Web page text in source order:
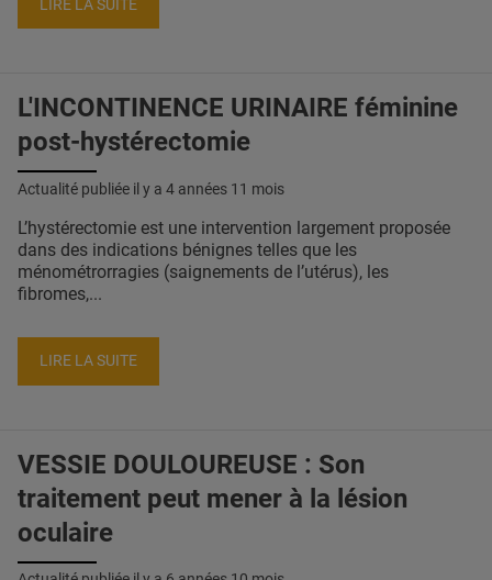
LIRE LA SUITE
L'INCONTINENCE URINAIRE féminine
post-hystérectomie
Actualité publiée il y a 4 années 11 mois
L’hystérectomie est une intervention largement proposée
dans des indications bénignes telles que les
ménométrorragies (saignements de l’utérus), les
fibromes,...
LIRE LA SUITE
VESSIE DOULOUREUSE : Son
traitement peut mener à la lésion
oculaire